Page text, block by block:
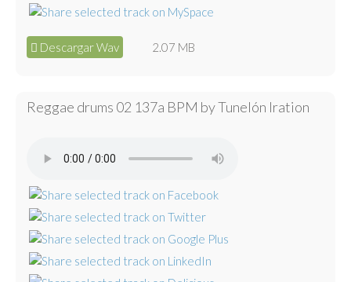
Descargar Wav 2.07 MB
Reggae drums 02 137a BPM by Tunelón Iration